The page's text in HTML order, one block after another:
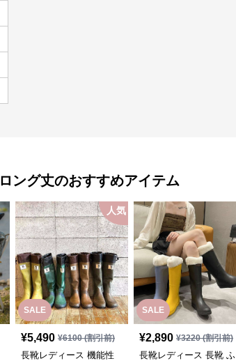
ロング丈のおすすめアイテム
SALE
人気
¥5,490 ¥6100(割引前)
長靴レディース 機能性
SALE
¥2,890 ¥3220(割引前)
長靴レディース 長靴 ふ